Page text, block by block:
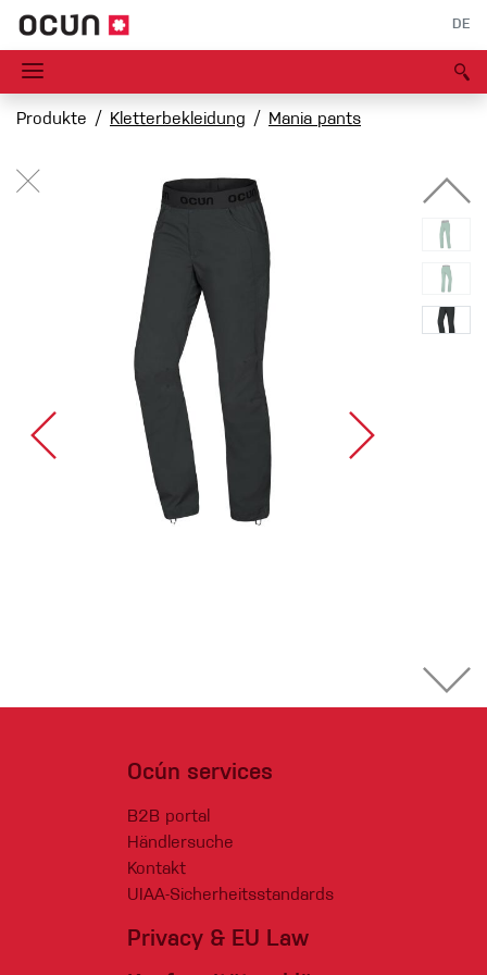
DE
Produkte Kletterbekleidung Mania pants
Ocún services
B2B portal
Händlersuche
Kontakt
UIAA-Sicherheitsstandards
Privacy & EU Law